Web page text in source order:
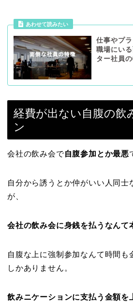
あわせて読みたい
仕事やプ
職場にい
ター社員
経費が出ない自腹の飲
ン
会社の飲み会で自腹参加とか最悪
自分から誘うとか仲がいい人同士
が、
会社の飲み会に身銭を払うなんて
自腹な上に強制参加なんて時間も
しかありません。
飲みニケーションに支払う金額を